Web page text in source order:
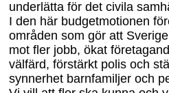
underlätta för det civila
I den här budgetmotionen
områden som gör att
mot fler jobb, ökat
välfärd, förstärkt polis och
synnerhet barnfamiljer och